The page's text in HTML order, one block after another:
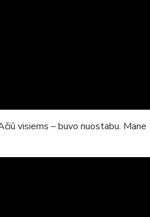
visiems – buvo nuostabu. Mane